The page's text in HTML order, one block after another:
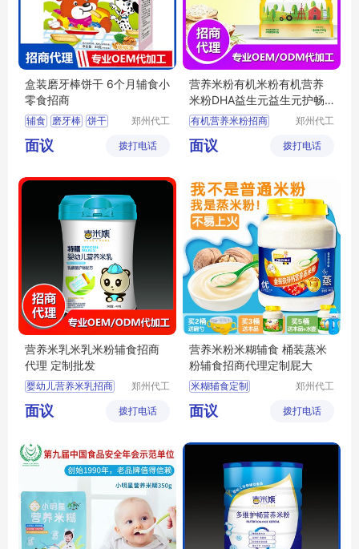
盒装磨牙棒饼干 6个月辅食小
零食招商
辅食 磨牙棒 饼干
小零食
郑州代工
技有限公
面议 拨打电话
营养米粉有机米粉有机营养
米粉DHA益生元益生元护畅
胡萝卜多维招商
有机营养米粉招商
有机营养米粉代理
有机营养米粉批发
有机营养米粉加工
郑州代工
技有限公
面议 拨打电话
营养米乳米乳米粉辅食招商
代理 定制批发
婴幼儿营养米乳招商
婴幼儿营养米乳代理
宝宝米乳定制
婴儿辅食批发
郑州代工
技有限公
面议 拨打电话
营养米粉米糊辅食 桶装蒸米
粉辅食招商代理定制屁大
米糊辅食定制
郑州代工
技有限公
面议 拨打电话